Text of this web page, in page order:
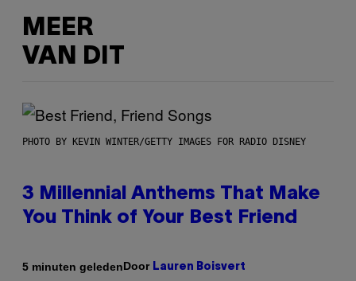
MEER
VAN DIT
PHOTO BY KEVIN WINTER/GETTY IMAGES FOR RADIO DISNEY
3 Millennial Anthems That Make
You Think of Your Best Friend
5 minuten geledenDoor Lauren Boisvert